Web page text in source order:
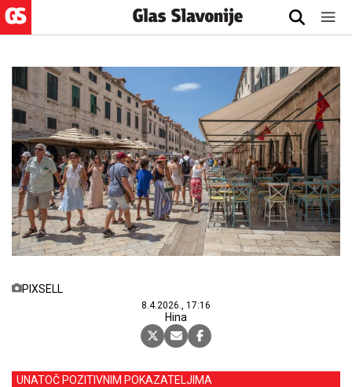
PIXSELL
8.4.2026., 17:16
Hina
UNATOČ POZITIVNIM POKAZATELJIMA